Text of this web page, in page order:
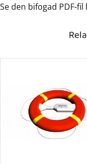
Se den bifogad PDF-